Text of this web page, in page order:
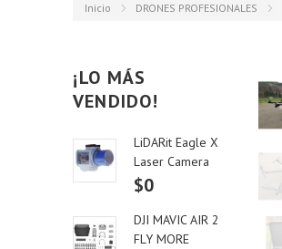
Inicio DRONES PROFESIONALES
¡LO MÁS
VENDIDO!
LiDARit Eagle X
Laser Camera
$0
DJI MAVIC AIR 2
FLY MORE